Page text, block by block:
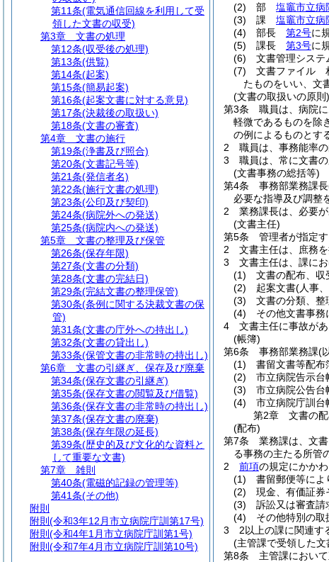
(2)
部 塩竈市立病
(3)
課 塩竈市立病
(4)
部長 第2号に
(5)
課長 第3号に
(6)
文書管理シス
(7)
文書ファイル
たものをいい、文
(文書の取扱いの原則)
第3条
職員は、病院
軽微であるものを除
の例によるものとす
2
職員は、事務能率
3
職員は、常に文書
(文書事務の総括等)
第4条
事務部業務課長
必要な指導及び調整
2
業務課長は、必要
(文書主任)
第5条
管理者が指定
2
文書主任は、庶務
3
文書主任は、課に
(1)
文書の配布、収
(2)
起案文書(人事
(3)
文書の分類、整
(4)
その他文書事務
4
文書主任に事故が
(帳簿)
第6条
事務部業務課(
(1)
書留文書等配布
(2)
市立病院告示台
(3)
市立病院公告台
(4)
市立病院庁訓台
第2章
文書の
(配布)
第7条
業務課は、文
る事務の主たる所管
2
前項の規定にかか
(1)
書留郵便等によ
(2)
現金、有価証券
(3)
訴訟又は審査請
(4)
その他特別の
3
2以上の課に関連す
(主管課で受領した文
第8条
主管課におい
第11条(電気通信回線を利用して受
領した文書の収受)
第3章
文書の処理
第12条(収受後の処理)
第13条(供覧)
第14条(起案)
第15条(簡易起案)
第16条(起案文書に対する意見)
第17条(決裁後の取扱い)
第18条(文書の審査)
第4章
文書の施行
第19条(浄書及び照合)
第20条(文書記号等)
第21条(発信者名)
第22条(施行文書の処理)
第23条(公印及び契印)
第24条(病院外への発送)
第25条(病院内への発送)
第5章
文書の整理及び保管
第26条(保存年限)
第27条(文書の分類)
第28条(文書の完結日)
第29条(完結文書の整理保管)
第30条(条例に関する決裁文書の保
管)
第31条(文書の庁外への持出し)
第32条(文書の貸出し)
第33条(保管文書の非常時の持出し)
第6章
文書の引継ぎ、保存及び廃棄
第34条(保存文書の引継ぎ)
第35条(保存文書の閲覧及び借覧)
第36条(保存文書の非常時の持出し)
第37条(保存文書の廃棄)
第38条(保存年限の延長)
第39条(歴史的及び文化的な資料と
して重要な文書)
第7章
雑則
第40条(電磁的記録の管理等)
第41条(その他)
附則
附則 (令和3年12月市立病院庁訓第17号)
附則 (令和4年1月市立病院庁訓第1号)
附則 (令和7年4月市立病院庁訓第10号)